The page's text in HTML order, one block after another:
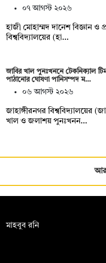
০৭ আগস্ট ২০২৬
হাজী মোহাম্মদ দানেশ বিজ্ঞান ও
বিশ্ববিদ্যালয়ের (হা…
জাবির খাল পুনঃখননে টেকনিক্যাল
পাঠানোর ঘোষণা পানিসম্পদ ম…
০৬ আগস্ট ২০২৬
‎‎জাহাঙ্গীরনগর বিশ্ববিদ্যালয়ের
খাল ও জলাশয় পুনঃখনন…
মাহবুব রনি